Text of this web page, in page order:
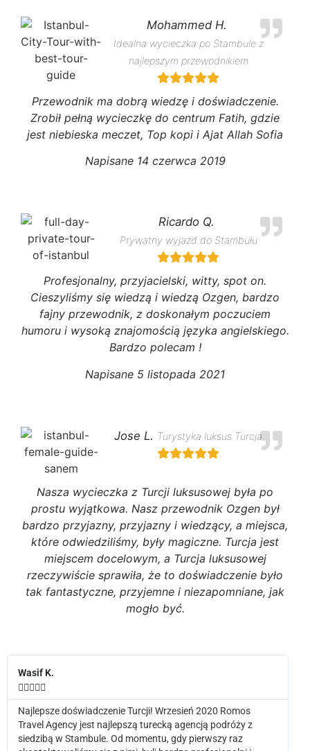
Mohammed H.
Idealna wycieczka po Stambule z
najlepszym przewodnikiem
Przewodnik ma dobrą wiedzę i doświadczenie.
Zrobił pełną wycieczkę do centrum Fatih, gdzie
jest niebieska meczet, Top kopi i Ajat Allah Sofia
Napisane 14 czerwca 2019
Ricardo Q.
Prywatny wyjazd do Stambułu
Profesjonalny, przyjacielski, witty, spot on.
Cieszyliśmy się wiedzą i wiedzą Ozgen, bardzo
fajny przewodnik, z doskonałym poczuciem
humoru i wysoką znajomością języka angielskiego.
Bardzo polecam !
Napisane 5 listopada 2021
Jose L. Turystyka luksus Turcja
Nasza wycieczka z Turcji luksusowej była po
prostu wyjątkowa. Nasz przewodnik Ozgen był
bardzo przyjazny, przyjazny i wiedzący, a miejsca,
które odwiedziliśmy, były magiczne. Turcja jest
miejscem docelowym, a Turcja luksusowej
rzeczywiście sprawiła, że to doświadczenie było
tak fantastyczne, przyjemne i niezapomniane, jak
mogło być.
Wasif K.

Najlepsze doświadczenie Turcji! Wrzesień 2020 Romos
Travel Agency jest najlepszą turecką agencją podróży z
siedzibą w Stambule. Od momentu, gdy pierwszy raz